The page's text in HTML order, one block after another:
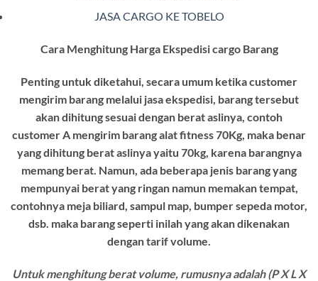
JASA CARGO KE TOBELO
Cara Menghitung Harga Ekspedisi cargo Barang
Penting untuk diketahui, secara umum ketika customer
mengirim barang melalui jasa ekspedisi, barang tersebut
akan dihitung sesuai dengan berat aslinya, contoh
customer A mengirim barang alat fitness 70Kg, maka benar
yang dihitung berat aslinya yaitu 70kg, karena barangnya
memang berat. Namun, ada beberapa jenis barang yang
mempunyai berat yang ringan namun memakan tempat,
contohnya meja biliard, sampul map, bumper sepeda motor,
dsb. maka barang seperti inilah yang akan dikenakan
dengan tarif volume.
Untuk menghitung berat volume, rumusnya adalah (P X L X